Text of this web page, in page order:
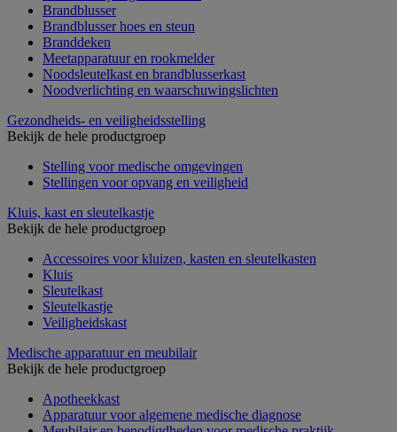
Brandblusser
Brandblusser hoes en steun
Branddeken
Meetapparatuur en rookmelder
Noodsleutelkast en brandblusserkast
Noodverlichting en waarschuwingslichten
Gezondheids- en veiligheidsstelling
Bekijk de hele productgroep
Stelling voor medische omgevingen
Stellingen voor opvang en veiligheid
Kluis, kast en sleutelkastje
Bekijk de hele productgroep
Accessoires voor kluizen, kasten en sleutelkasten
Kluis
Sleutelkast
Sleutelkastje
Veiligheidskast
Medische apparatuur en meubilair
Bekijk de hele productgroep
Apotheekkast
Apparatuur voor algemene medische diagnose